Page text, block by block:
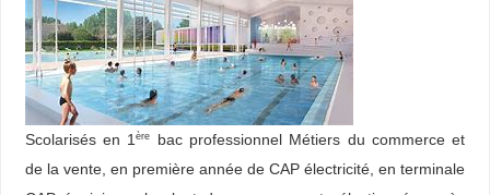
Scolarisés en 1ère
bac professionnel Métiers du commerce et
de la vente, en première année de CAP électricité, en terminale